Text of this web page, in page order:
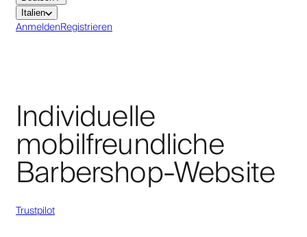
Italien
AnmeldenRegistrieren
Individuelle
mobilfreundliche
Barbershop-Website
Trustpilot